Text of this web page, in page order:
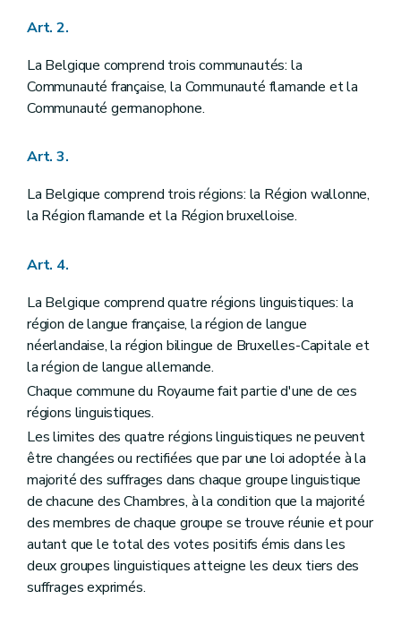
Art. 46
Art. 47
Art. 48
Art. 49
Art. 54
Art. 55
Art. 60
Section première
De la Chambre des représentants
Art. 61
Art. 62
Art. 63
Art. 64
Art. 65
Art. 66
Section II Du Sénat
Art. 67
Art. 68
Art. 69
Art. 70
Art. 71
Art. 72
Art. 73
Chapitre II DU POUVOIR LEGISLATIF FEDERAL
Art. 74
Art. 2.
La Belgique comprend trois communautés: la
Communauté française, la Communauté flamande et la
Communauté germanophone.
Art. 3.
La Belgique comprend trois régions: la Région wallonne,
la Région flamande et la Région bruxelloise.
Art. 4.
La Belgique comprend quatre régions linguistiques: la
région de langue française, la région de langue
néerlandaise, la région bilingue de Bruxelles-Capitale et
la région de langue allemande.
Chaque commune du Royaume fait partie d'une de ces
régions linguistiques.
Les limites des quatre régions linguistiques ne peuvent
être changées ou rectifiées que par une loi adoptée à la
majorité des suffrages dans chaque groupe linguistique
de chacune des Chambres, à la condition que la majorité
des membres de chaque groupe se trouve réunie et pour
autant que le total des votes positifs émis dans les
deux groupes linguistiques atteigne les deux tiers des
suffrages exprimés.